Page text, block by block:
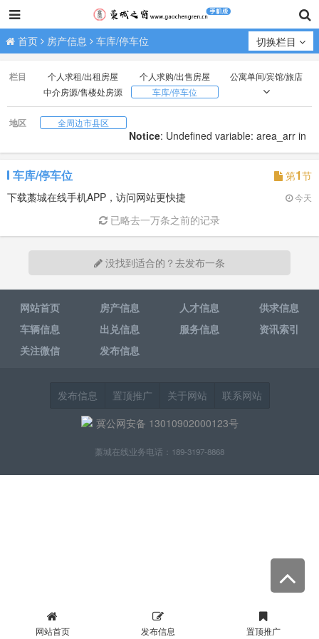
首页 房产信息 车库/停车位 切换栏目
栏目 个人求租/出租房屋 个人求购/出售房屋
公寓单间/宾馆/旅店
中介房源/售楼处房源
车库/停车位
门市/商铺/办公房
厂房/场地/山林/土地
地区 全周边市县区
Notice: Undefined variable: area_arr in
/www/wwwroot/gcok.cn/data/compiled_Mobile/
Warning: Invalid argument supplied for foreach() in
/www/wwwroot/gcok.cn/data/compiled_Mobile/
车库/停车位 第1节
下载藁城在线手机APP，访问网站更快捷
今天
已略去一万条之前的记录
没找到适合的？去发布一条
网站首页 房产信息 人才信息
供求信息
车辆信息
出兑信息 服务信息
资讯索引
关注微信
发布信息
发布信息 置顶推广 关于网站
联系网站
冀公网安备 13010902000123号
藁城在线业务电话：189-3197-8868
网站首页 发布信息 置顶推广